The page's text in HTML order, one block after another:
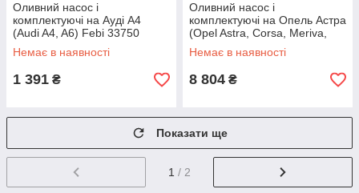
Оливний насос і
комплектуючі на Ауді A4
(Audi A4, A6) Febi 33750
Немає в наявності
1 391 ₴
Оливний насос і
комплектуючі на Опель Астра
(Opel Astra, Corsa, Meriva,
Astra H, Astra J) Pierburg
704193020
Немає в наявності
8 804 ₴
Показати ще
1 / 2